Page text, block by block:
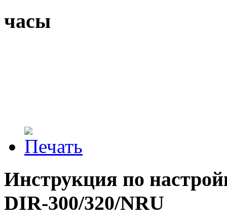
часы
Инструкция по
DIR-300/320/NRU